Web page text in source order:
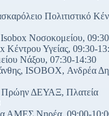
Πολιτιστικό
Νοσοκομείου,
Υγείας, 09:30-
Νάξου, 07:30-14:30
ISOBOX, Ανδρέα
Πρώην ΔΕΥΑΞ, Πλατεία
ΑΜΕΣ Νηρέα, 09:00-